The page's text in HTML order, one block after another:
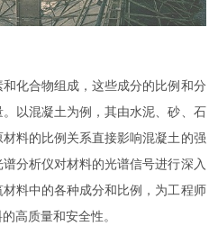
和化合物组成，这些成分的比例和分
以混凝土为例，其由水泥、砂、石
料的比例关系直接影响混凝土的强
分析仪对材料的光谱信号进行深入
料中的各种成分和比例，为工程师
高质量和安全性。